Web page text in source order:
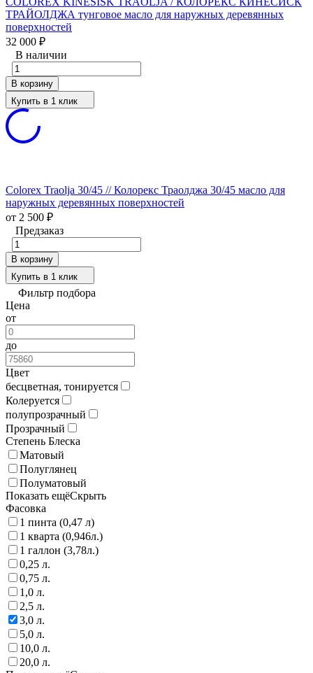
ТРАЙОЛДЖА тунговое масло для наружных деревянных
поверхностей
32 000 ₽
В наличии
В корзину
Купить в 1 клик
Colorex Traolja 30/45 // Колорекс Траолджа 30/45 масло для
наружных деревянных поверхностей
от 2 500 ₽
Предзаказ
В корзину
Купить в 1 клик
Фильтр подбора
Цена
от
до
Цвет
бесцветная, тонируется
Колеруется
полупрозрачный
Прозрачный
Степень Блеска
Матовый
Полуглянец
Полуматовый
Показать ещёСкрыть
Фасовка
1 пинта (0,47 л)
1 кварта (0,946л.)
1 галлон (3,78л.)
0,25 л.
0,75 л.
1,0 л.
2,5 л.
3,0 л.
5,0 л.
10,0 л.
20,0 л.